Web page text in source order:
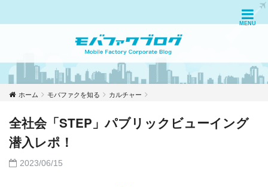
ホーム モバファクを知る カルチャー
全社会「STEP」パブリックビューイング
潜入レポ！
2023/06/15